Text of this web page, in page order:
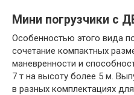
Мини погрузчики с
Особенностью этого вида
сочетание компактных
маневренности и
7 т на высоту более 5 м.
в разных комплектациях